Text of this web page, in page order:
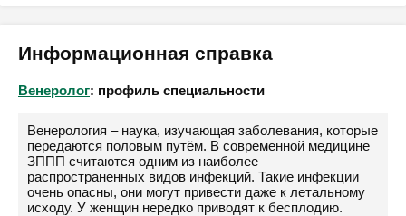
Информационная справка
Венеролог: профиль специальности
Венерология – наука, изучающая заболевания, которые
передаются половым путём. В современной медицине
ЗППП считаются одним из наиболее
распространенных видов инфекций. Такие инфекции
очень опасны, они могут привести даже к летальному
исходу. У женщин нередко приводят к бесплодию.